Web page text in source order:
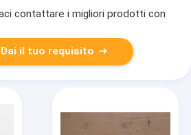
contattare i migliori prodotti con
Dai il tuo requisito